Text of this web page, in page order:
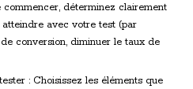
commencer, déterminez clairement
atteindre avec votre test (par
conversion, diminuer le taux de
: Choisissez les éléments que